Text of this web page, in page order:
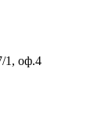
1, оф.4